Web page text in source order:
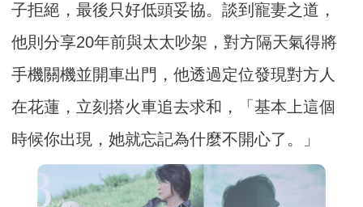
子拒絕，最後只好低頭妥協。談到寵妻之道，
他則分享20年前與太太吵架，對方隔天氣得將
手機關機並開車出門，他透過定位發現對方人
在花蓮，立刻搭火車追去求和，「基本上這個
時候你出現，她就忘記為什麼不開心了。」